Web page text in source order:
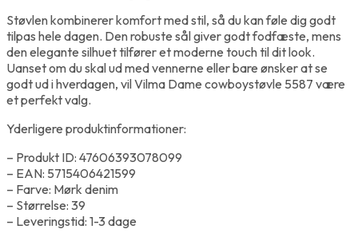
Støvlen kombinerer komfort med stil, så du kan føle dig godt
tilpas hele dagen. Den robuste sål giver godt fodfæste, mens
den elegante silhuet tilfører et moderne touch til dit look.
Uanset om du skal ud med vennerne eller bare ønsker at se
godt ud i hverdagen, vil Vilma Dame cowboystøvle 5587 være
et perfekt valg.
Yderligere produktinformationer:
– Produkt ID: 47606393078099
– EAN: 5715406421599
– Farve: Mørk denim
– Størrelse: 39
– Leveringstid: 1-3 dage